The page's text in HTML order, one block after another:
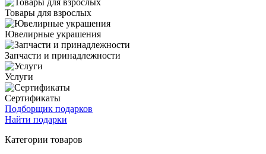
Товары для взрослых
Ювелирные украшения
Запчасти и принадлежности
Услуги
Сертификаты
Подборщик подарков
Найти подарки
Категории товаров